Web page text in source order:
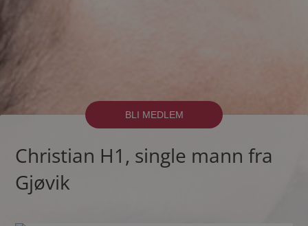
BLI MEDLEM
Christian H1, single mann fra
Gjøvik